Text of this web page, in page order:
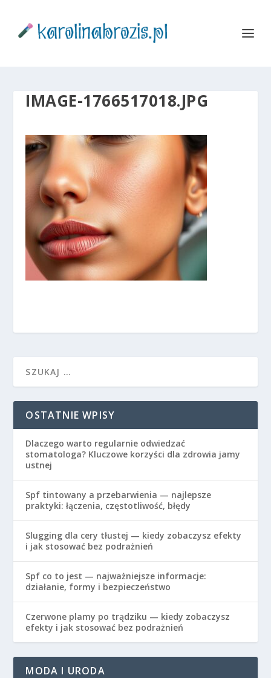
IMAGE-1766517018.JPG
OSTATNIE WPISY
Dlaczego warto regularnie odwiedzać
stomatologa? Kluczowe korzyści dla zdrowia jamy
ustnej
Spf tintowany a przebarwienia — najlepsze
praktyki: łączenia, częstotliwość, błędy
Slugging dla cery tłustej — kiedy zobaczysz efekty
i jak stosować bez podrażnień
Spf co to jest — najważniejsze informacje:
działanie, formy i bezpieczeństwo
Czerwone plamy po trądziku — kiedy zobaczysz
efekty i jak stosować bez podrażnień
MODA I URODA